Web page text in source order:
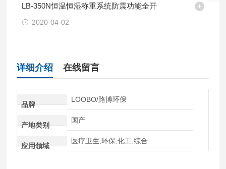
LB-350N恒温恒湿称重系统防震功能全开
2020-04-02
详细介绍 在线留言
品牌
LOOBO/路博环保
产地类别
国产
应用领域
医疗卫生,环保,化工,综合